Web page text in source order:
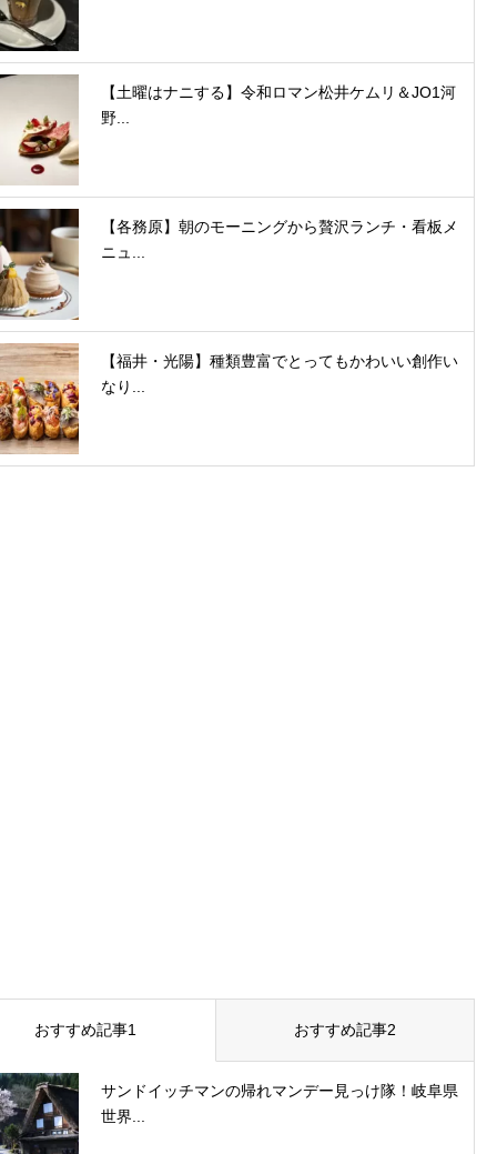
【土曜はナニする】令和ロマン松井ケムリ＆JO1河
野...
【各務原】朝のモーニングから贅沢ランチ・看板メ
ニュ...
【福井・光陽】種類豊富でとってもかわいい創作い
なり...
おすすめ記事1 おすすめ記事2
サンドイッチマンの帰れマンデー見っけ隊！岐阜県
世界...